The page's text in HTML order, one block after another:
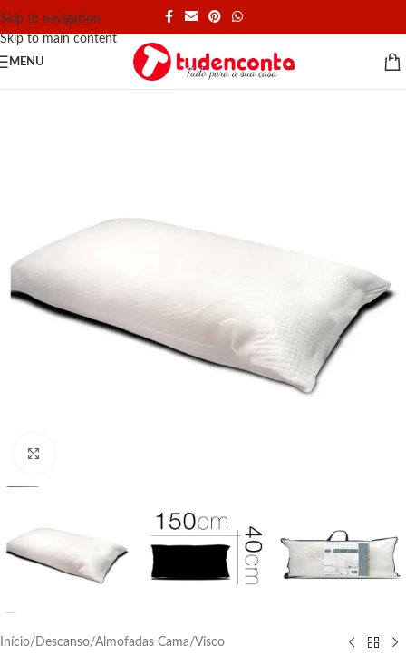
Skip to navigation
Skip to main content
MENU
Início/ Descanso/Almofadas Cama/Visco